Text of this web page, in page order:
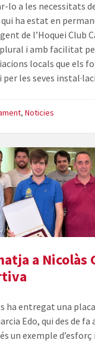
lo a les necessitats
qui ha estat en
de l’Hoquei Club
i amb facilitat
locals que
les seves
,Noticies
a Nicolàs
ha entregat una
Edo, qui des de
un exemple